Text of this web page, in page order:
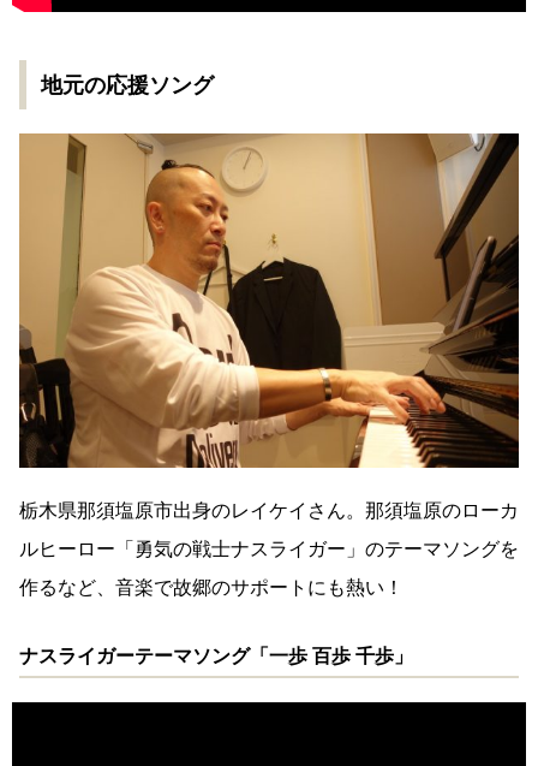
地元の応援ソング
栃木県那須塩原市出身のレイケイさん。那須塩原のローカ
ルヒーロー「勇気の戦士ナスライガー」のテーマソングを
作るなど、音楽で故郷のサポートにも熱い！
ナスライガーテーマソング「一歩 百歩 千歩」